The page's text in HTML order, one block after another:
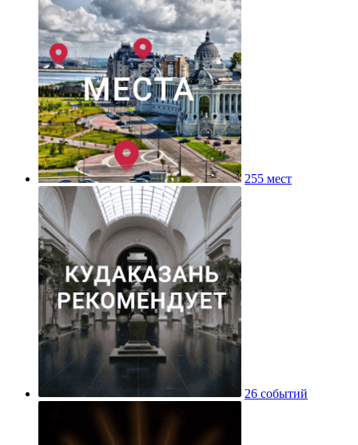
255 мест
26 событий